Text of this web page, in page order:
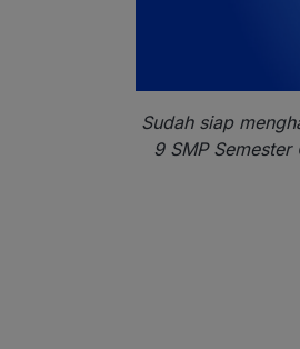
Sudah siap
9 SMP